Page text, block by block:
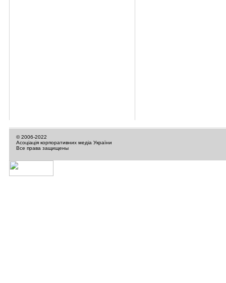
© 2006-2022
Асоціація корпоративних медіа України
Все права защищены